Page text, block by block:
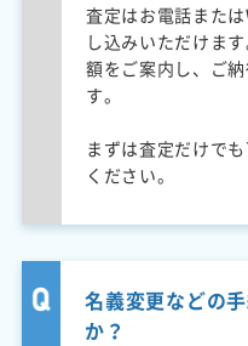
査定はお電話また
し込みいただけま
額をご案内し、ご
す。
まずは査定だけで
ください。
名義変更などの
か？